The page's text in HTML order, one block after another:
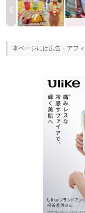
‹
本ページには広告・アフ